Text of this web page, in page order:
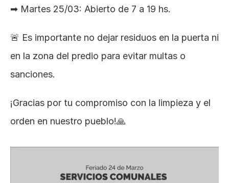
➡ Martes 25/03: Abierto de 7 a 19 hs.
🚨 Es importante no dejar residuos en la puerta ni
en la zona del predio para evitar multas o
sanciones.
¡Gracias por tu compromiso con la limpieza y el
orden en nuestro pueblo!🙏